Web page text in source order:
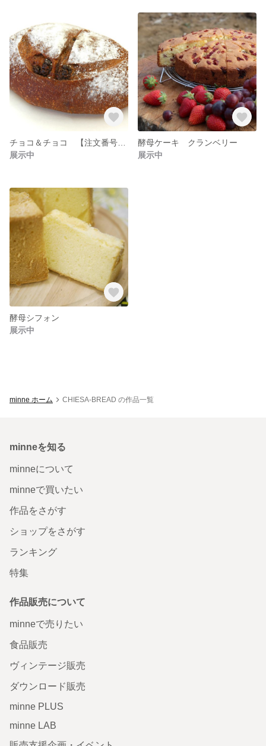
展示中
酵母ケーキ クランベリー
展示中
酵母シフォン
展示中
minne ホーム CHIESA-BREAD の作品一覧
minneを知る
minneについて
minneで買いたい
作品をさがす
ショップをさがす
ランキング
特集
作品販売について
minneで売りたい
食品販売
ヴィンテージ販売
ダウンロード販売
minne PLUS
minne LAB